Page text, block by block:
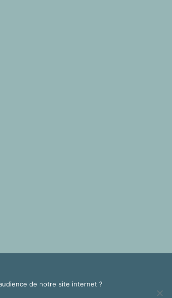
de notre site internet ?